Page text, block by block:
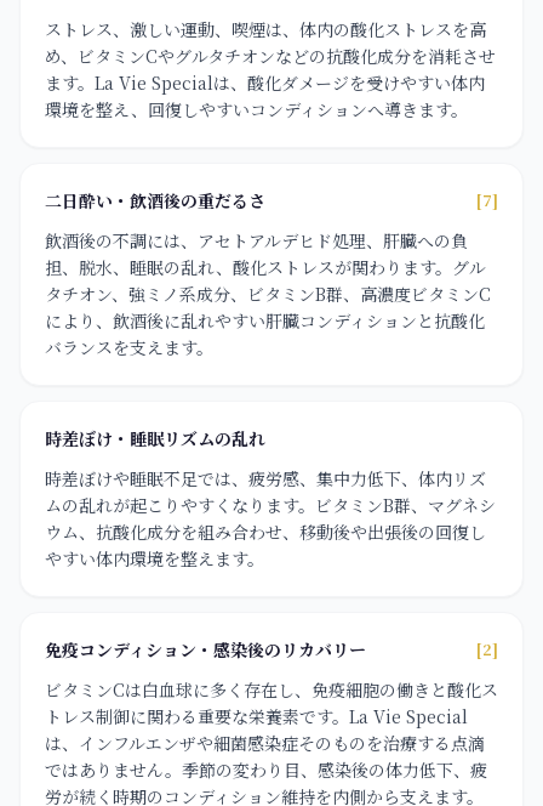
ストレス、激しい運動、喫煙は、体内の酸化ストレスを高
め、ビタミンCやグルタチオンなどの抗酸化成分を消耗させ
ます。La Vie Specialは、酸化ダメージを受けやすい体内
環境を整え、回復しやすいコンディションへ導きます。
二日酔い・飲酒後の重だるさ [7]
飲酒後の不調には、アセトアルデヒド処理、肝臓への負
担、脱水、睡眠の乱れ、酸化ストレスが関わります。グル
タチオン、強ミノ系成分、ビタミンB群、高濃度ビタミンC
により、飲酒後に乱れやすい肝臓コンディションと抗酸化
バランスを支えます。
時差ぼけ・睡眠リズムの乱れ
時差ぼけや睡眠不足では、疲労感、集中力低下、体内リズ
ムの乱れが起こりやすくなります。ビタミンB群、マグネシ
ウム、抗酸化成分を組み合わせ、移動後や出張後の回復し
やすい体内環境を整えます。
免疫コンディション・感染後のリカバリー [2]
ビタミンCは白血球に多く存在し、免疫細胞の働きと酸化ス
トレス制御に関わる重要な栄養素です。La Vie Special
は、インフルエンザや細菌感染症そのものを治療する点滴
ではありません。季節の変わり目、感染後の体力低下、疲
労が続く時期のコンディション維持を内側から支えます。